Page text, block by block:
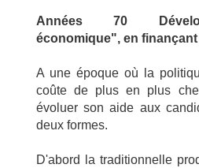
Années 70
économique", en
A une époque où la
coûte de plus en plus
évoluer son aide aux
deux formes.
D'abord la traditionnelle